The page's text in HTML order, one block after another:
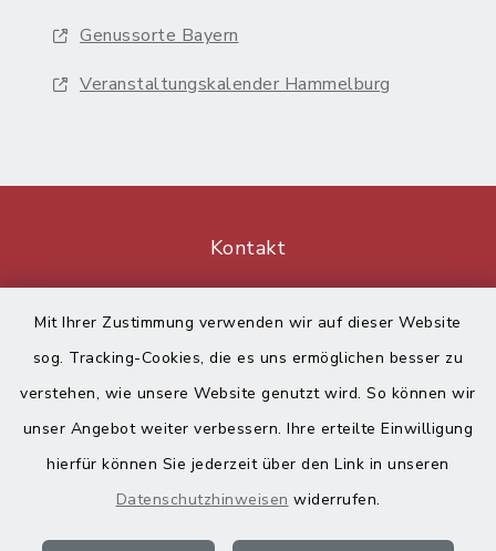
Mit Ihrer Zustimmung verwenden wir auf dieser Website
sog. Tracking-Cookies, die es uns ermöglichen besser zu
verstehen, wie unsere Website genutzt wird. So können wir
unser Angebot weiter verbessern. Ihre erteilte Einwilligung
hierfür können Sie jederzeit über den Link in unseren
Datenschutzhinweisen widerrufen.
Genussorte Bayern
Veranstaltungskalender Hammelburg
Kontakt
Datenschutz
Impressum
Sitemap
Cookie-Einstellungen